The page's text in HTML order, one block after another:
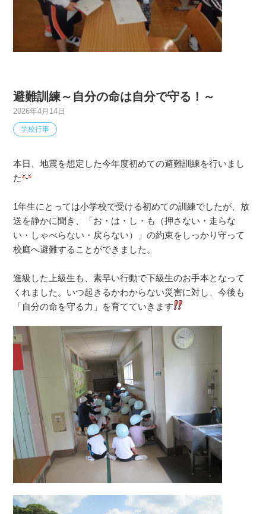
避難訓練～自分の命は自分で守る！～
2026年4月14日
学校行事
本日、地震を想定した今年度初めての避難訓練を行いまし
た
1年生にとっては小学校で受ける初めての訓練でしたが、放
送を静かに聞き、「お・は・し・も（押さない・走らな
い・しゃべらない・戻らない）」の約束をしっかり守って
校庭へ避難することができました。
進級した上級生も、素早い行動で下級生のお手本となって
くれました。いつ起きるかわからない災害に対し、今後も
「自分の命を守る力」を育てていきます